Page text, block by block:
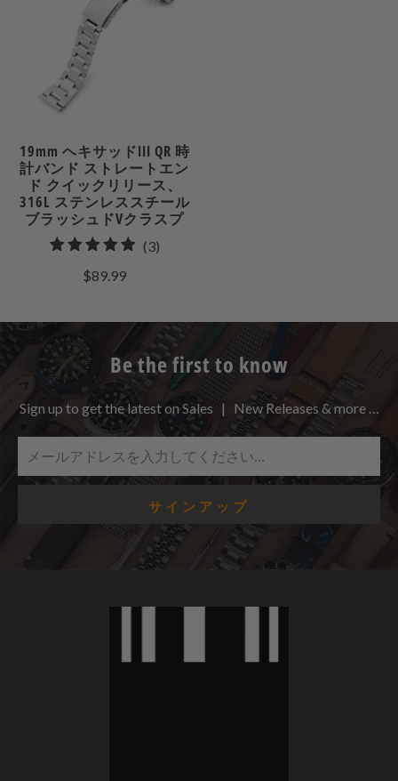
19mm ヘキサッドIII QR 時
計バンド ストレートエン
ド クイックリリース、
316L ステンレススチール
ブラッシュドVクラスプ
(3)3
ビ
ュ
ー
$89.99
Be the first to know
Sign up to get the latest on Sales | New Releases & more …